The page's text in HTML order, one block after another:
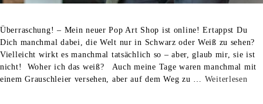
Überraschung! – Mein neuer Pop Art Shop ist online! Ertappst Du
Dich manchmal dabei, die Welt nur in Schwarz oder Weiß zu sehen?
Vielleicht wirkt es manchmal tatsächlich so – aber, glaub mir, sie ist
nicht! Woher ich das weiß? Auch meine Tage waren manchmal mit
einem Grauschleier versehen, aber auf dem Weg zu … Weiterlesen